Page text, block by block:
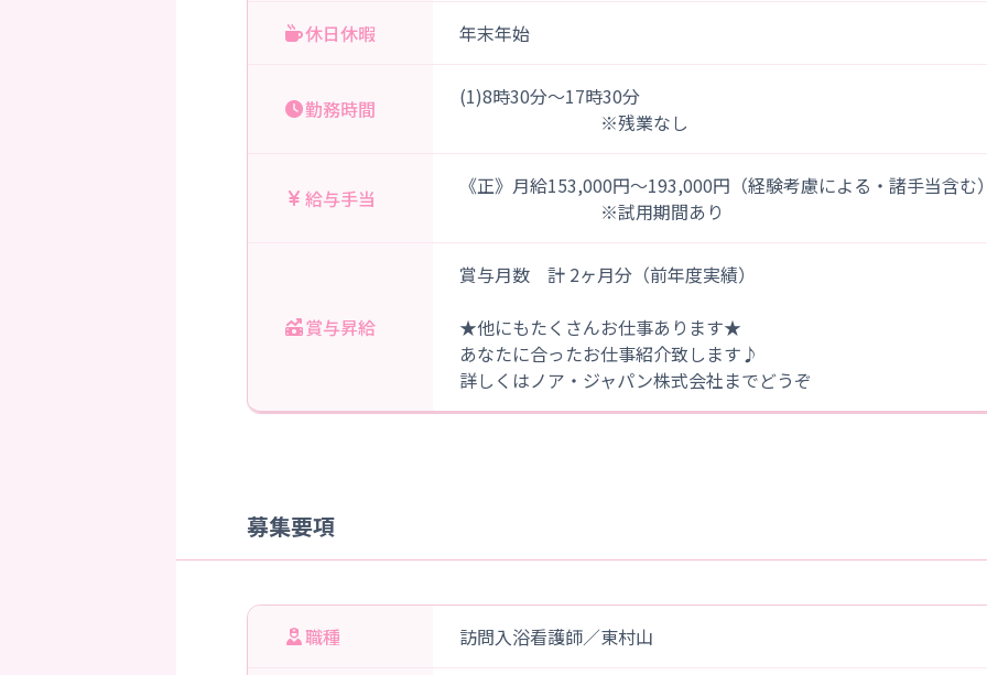
休日休暇 年末年始
勤務時間
(1)8時30分～17時30分
※残業なし
給与手当
《正》月給153,000円～193,000円（経験考慮による・諸手当含む
※試用期間あり
賞与昇給
賞与月数 計 2ヶ月分（前年度実績）
★他にもたくさんお仕事あります★
あなたに合ったお仕事紹介致します♪
詳しくはノア・ジャパン株式会社までどうぞ
募集要項
職種 訪問入浴看護師／東村山